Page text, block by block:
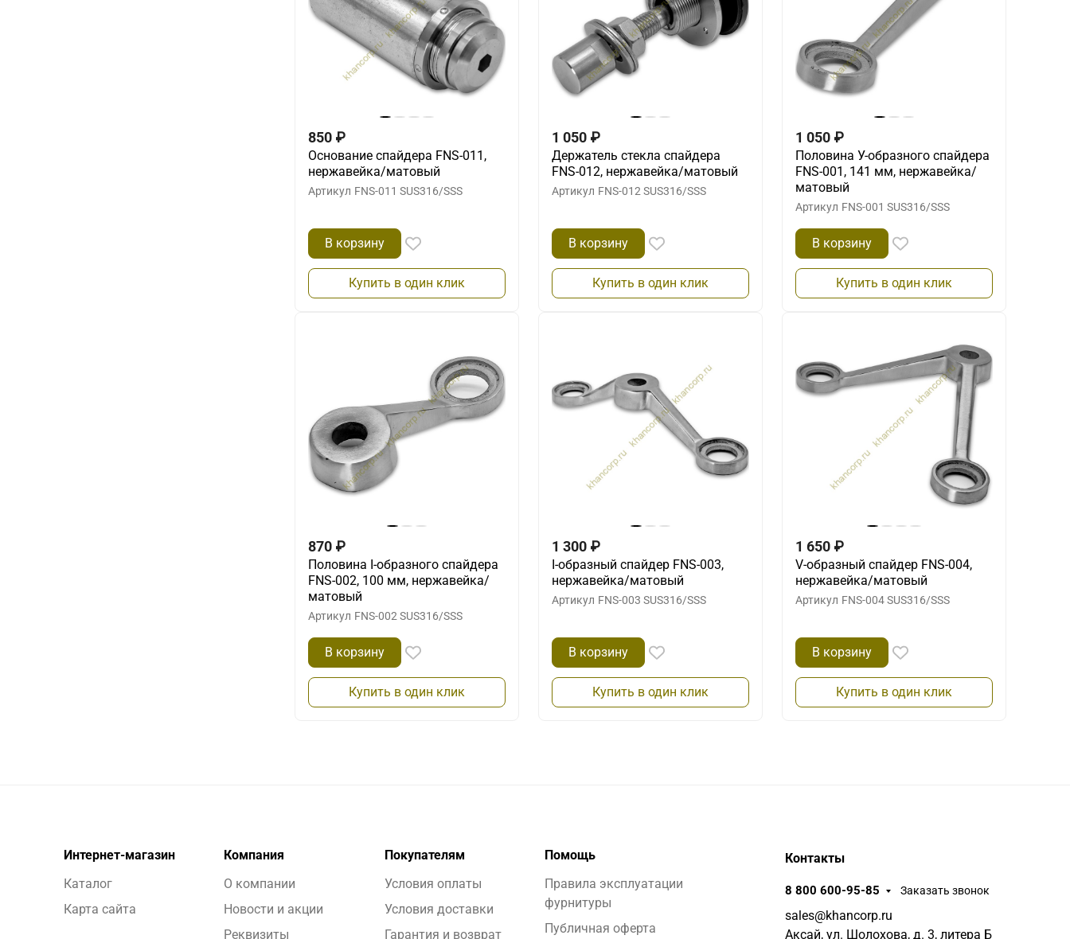
850 ₽
Основание спайдера FNS-011,
нержавейка/матовый
Артикул FNS-011 SUS316/SSS
В корзину
Купить в один клик
1 050 ₽
Держатель стекла спайдера
FNS-012, нержавейка/матовый
Артикул FNS-012 SUS316/SSS
В корзину
Купить в один клик
1 050 ₽
Половина У-образного спайдера
FNS-001, 141 мм, нержавейка/
матовый
Артикул FNS-001 SUS316/SSS
В корзину
Купить в один клик
870 ₽
Половина I-образного спайдера
FNS-002, 100 мм, нержавейка/
матовый
Артикул FNS-002 SUS316/SSS
В корзину
Купить в один клик
1 300 ₽
I-образный спайдер FNS-003,
нержавейка/матовый
Артикул FNS-003 SUS316/SSS
В корзину
Купить в один клик
1 650 ₽
V-образный спайдер FNS-004,
нержавейка/матовый
Артикул FNS-004 SUS316/SSS
В корзину
Купить в один клик
Интернет-магазин
Каталог
Карта сайта
Компания
О компании
Новости и акции
Реквизиты
Покупателям
Условия оплаты
Условия доставки
Гарантия и возврат
Помощь
Правила эксплуатации
фурнитуры
Публичная оферта
Контакты
8 800 600-95-85 Заказать звонок
sales@khancorp.ru
Аксай, ул. Шолохова, д. 3, литера Б